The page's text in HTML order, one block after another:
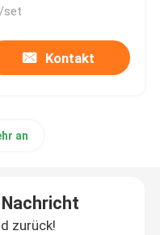
set
Kontakt
an
zurück!